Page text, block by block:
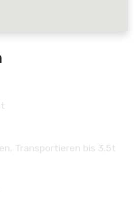
Transportieren bis 3,5t